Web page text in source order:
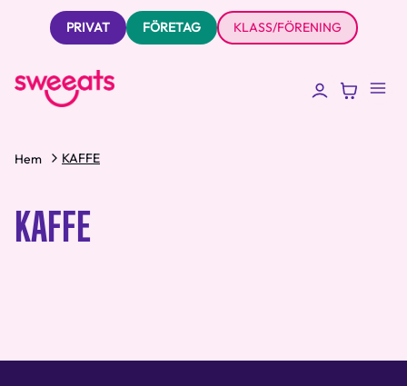
PRIVAT FÖRETAG KLASS/FÖRENING
Hem KAFFE
KAFFE